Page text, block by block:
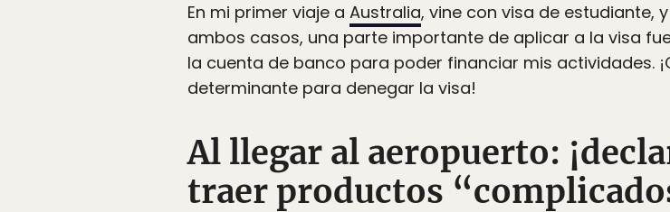
En mi primer viaje a Australia, vine con visa de estudiante,
ambos casos, una parte importante de aplicar a la visa
la cuenta de banco para poder financiar mis actividades.
determinante para denegar la visa!
Al llegar al aeropuerto:
traer productos